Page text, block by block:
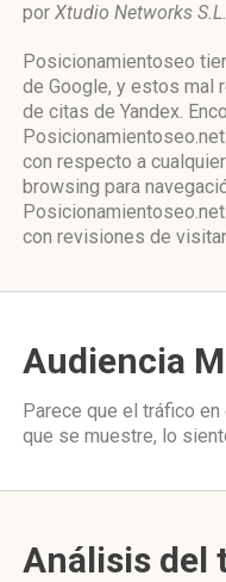
por Xtudio Networks
Posicionamientoseo
de Google, y estos mal
de citas de Yandex.
con respecto a
browsing para
con revisiones de
Audiencia
Parece que el tráfico
que se muestre, lo
Análisis del